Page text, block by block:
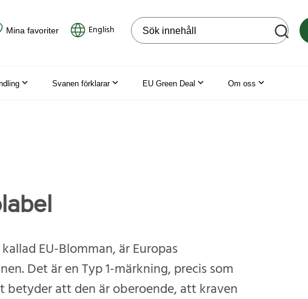
Mina favoriter English Sök på webbplatsen
Svanen förklarar EU Green Deal Om oss
EU-Blomman, är Europas
Det är en Typ 1-märkning, precis som
betyder att den är oberoende, att kraven